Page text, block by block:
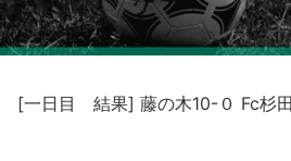
[一日目 結果] 藤の木10-０ Fc杉田